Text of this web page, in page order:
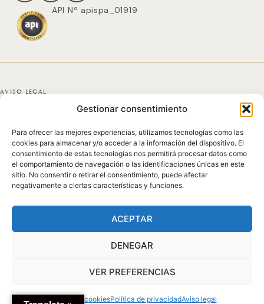
Gestionar consentimiento
Para ofrecer las mejores experiencias, utilizamos tecnologías como las
cookies para almacenar y/o acceder a la información del dispositivo. El
consentimiento de estas tecnologías nos permitirá procesar datos como
el comportamiento de navegación o las identificaciones únicas en este
sitio. No consentir o retirar el consentimiento, puede afectar
negativamente a ciertas características y funciones.
ACEPTAR
DENEGAR
VER PREFERENCIAS
Política de cookiesPolítica de privacidadAviso legal
API Nº apispa_01919
AVISO LEGAL
POLÍTICA DE COOKIES
DECLARACIÓN DE ACCESIBILIDAD
MAPA DEL SITIO
© 2025 GICONDA DEL POZO